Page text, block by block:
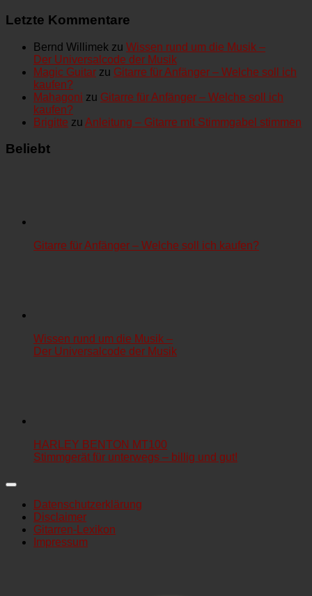
Letzte Kommentare
Bernd Willimek zu Wissen rund um die Musik –
Der Universalcode der Musik
Magic Guitar zu Gitarre für Anfänger – Welche soll ich
kaufen?
Mahagoni zu Gitarre für Anfänger – Welche soll ich
kaufen?
Brigitte zu Anleitung – Gitarre mit Stimmgabel stimmen
Beliebt
Gitarre für Anfänger – Welche soll ich kaufen?
Wissen rund um die Musik –
Der Universalcode der Musik
HARLEY BENTON MT100
Stimmgerät für unterwegs – billig und gut!
Datenschutzerklärung
Disclaimer
Gitarren-Lexikon
Impressum